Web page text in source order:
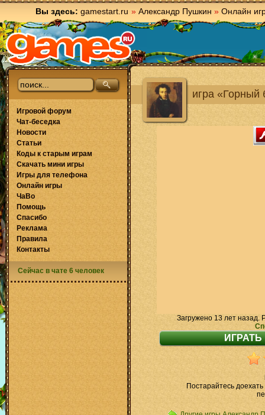
Вы здесь: gamestart.ru » Александр Пушкин » Онлайн
игра «Горный
Загружено 13 лет назад.
Постарайтесь
Игровой форум
Чат-беседка
Новости
Статьи
Коды к старым играм
Скачать мини игры
Игры для телефона
Онлайн игры
ЧаВо
Помощь
Спасибо
Реклама
Правила
Контакты
Сейчас в чате 6 человек